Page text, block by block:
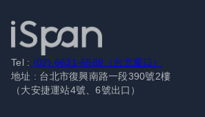
Tel : (02) 6631-6588（台北窗口）
地址 : 台北市復興南路一段390號2樓
（大安捷運站4號、6號出口）